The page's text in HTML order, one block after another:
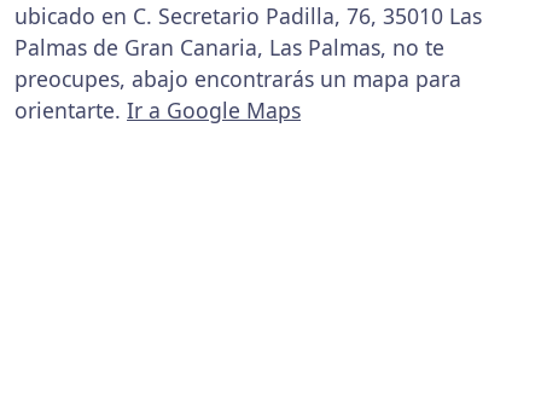
ubicado en C. Secretario Padilla, 76, 35010 Las
Palmas de Gran Canaria, Las Palmas, no te
preocupes, abajo encontrarás un mapa para
orientarte. Ir a Google Maps